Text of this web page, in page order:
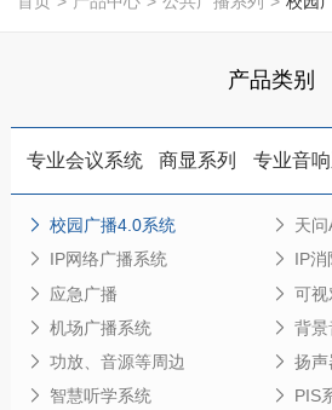
产品类别
专业会议系统 商显系列 专业音响
校园广播4.0系统
天
IP网络广播系统
IP消
应急广播
可视
机场广播系统
背景
功放、音源等周边
扬声
智慧听学系统
PIS